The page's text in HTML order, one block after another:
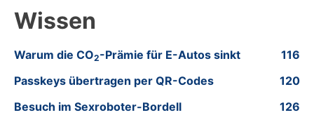
Wissen
Warum die CO2-Prämie für E-Autos sinkt
116
Passkeys übertragen per QR-Codes
120
Besuch im Sexroboter-Bordell
126